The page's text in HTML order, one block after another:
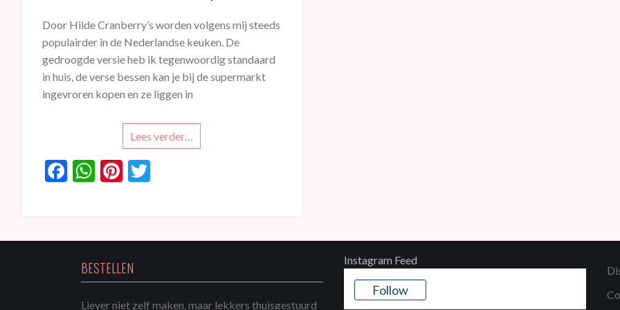
Door Hilde Cranberry’s worden volgens mij steeds
populairder in de Nederlandse keuken. De
gedroogde versie heb ik tegenwoordig standaard
in huis, de verse bessen kan je bij de supermarkt
ingevroren kopen en ze liggen in
Lees verder…
F
b
W
s
A
p
p
Pi
es
t
er
BESTELLEN
Liever niet zelf maken, maar lekkers thuisgestuurd
Instagram Feed
Follow